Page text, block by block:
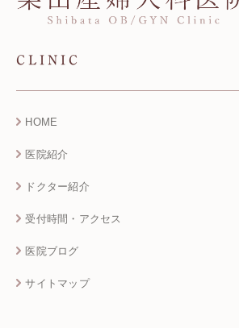
CLINIC
HOME
医院紹介
ドクター紹介
受付時間・アクセス
医院ブログ
サイトマップ